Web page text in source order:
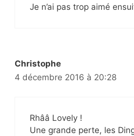
Je n’ai pas trop aimé
Christophe
4 décembre 2016 à 20:28
Rhââ Lovely !
Une grande perte, les